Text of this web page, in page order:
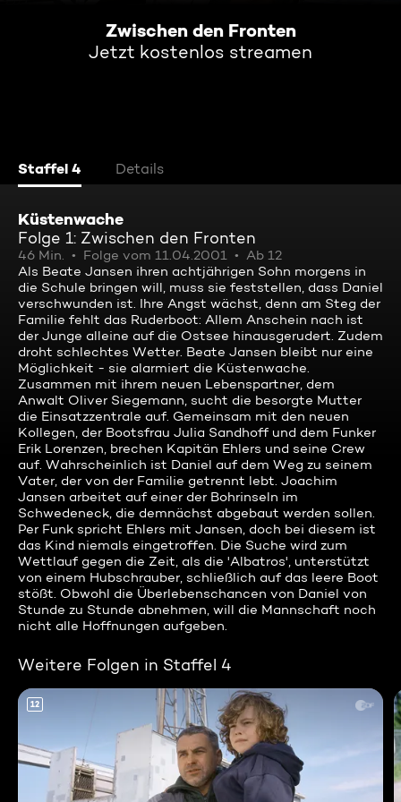
Zwischen den Fronten
Jetzt kostenlos streamen
Staffel 4 Details
Küstenwache
Folge 1: Zwischen den Fronten
46 Min. Folge vom 11.04.2001
Ab 12
Als Beate Jansen ihren achtjährigen Sohn morgens in
die Schule bringen will, muss sie feststellen, dass Daniel
verschwunden ist. Ihre Angst wächst, denn am Steg der
Familie fehlt das Ruderboot: Allem Anschein nach ist
der Junge alleine auf die Ostsee hinausgerudert. Zudem
droht schlechtes Wetter. Beate Jansen bleibt nur eine
Möglichkeit - sie alarmiert die Küstenwache.
Zusammen mit ihrem neuen Lebenspartner, dem
Anwalt Oliver Siegemann, sucht die besorgte Mutter
die Einsatzzentrale auf. Gemeinsam mit den neuen
Kollegen, der Bootsfrau Julia Sandhoff und dem Funker
Erik Lorenzen, brechen Kapitän Ehlers und seine Crew
auf. Wahrscheinlich ist Daniel auf dem Weg zu seinem
Vater, der von der Familie getrennt lebt. Joachim
Jansen arbeitet auf einer der Bohrinseln im
Schwedeneck, die demnächst abgebaut werden sollen.
Per Funk spricht Ehlers mit Jansen, doch bei diesem ist
das Kind niemals eingetroffen. Die Suche wird zum
Wettlauf gegen die Zeit, als die 'Albatros', unterstützt
von einem Hubschrauber, schließlich auf das leere Boot
stößt. Obwohl die Überlebenschancen von Daniel von
Stunde zu Stunde abnehmen, will die Mannschaft noch
nicht alle Hoffnungen aufgeben.
Weitere Folgen in Staffel 4
12